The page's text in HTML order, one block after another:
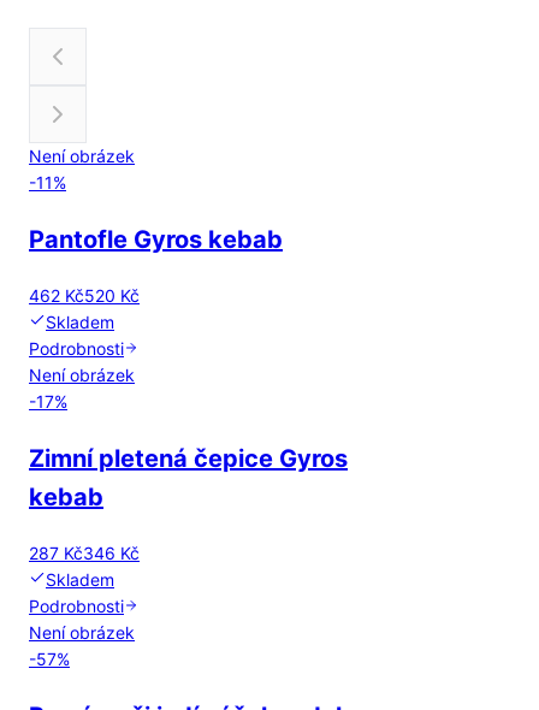
Není obrázek
-11%
Pantofle Gyros kebab
462 Kč520 Kč
Skladem
Podrobnosti
Není obrázek
-17%
Zimní pletená čepice Gyros
kebab
287 Kč346 Kč
Skladem
Podrobnosti
Není obrázek
-57%